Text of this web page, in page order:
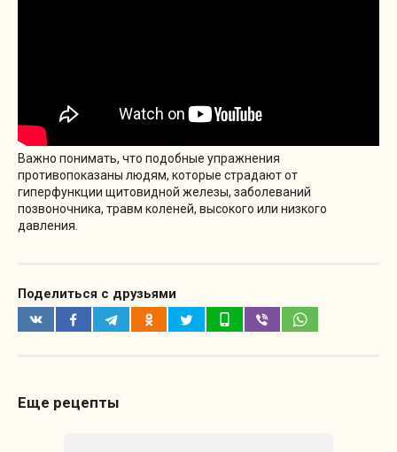
Важно понимать, что подобные упражнения
противопоказаны людям, которые страдают от
гиперфункции щитовидной железы, заболеваний
позвоночника, травм коленей, высокого или низкого
давления.
Поделиться с друзьями
Еще рецепты